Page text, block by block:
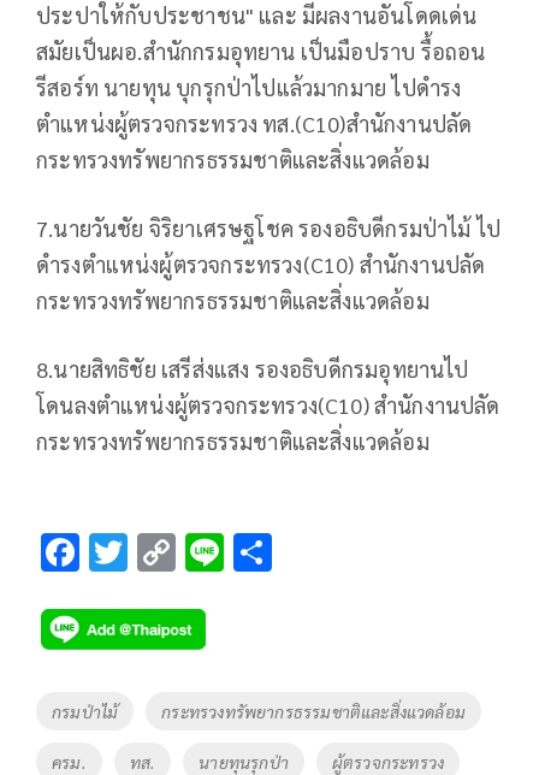
ประปาให้กับประชาชน" และ มีผลงานอันโดดเด่น
สมัยเป็นผอ.สำนักกรมอุทยาน เป็นมือปราบ รื้อถอน
รีสอร์ท นายทุน บุกรุกป่าไปแล้วมากมาย ไปดำรง
ตำแหน่งผู้ตรวจกระทรวง ทส.(C10)สำนักงานปลัด
กระทรวงทรัพยากรธรรมชาติและสิ่งแวดล้อม
7.นายวันชัย จิริยาเศรษฐโชค รองอธิบดีกรมป่าไม้ ไป
ดำรงตำแหน่งผู้ตรวจกระทรวง(C10) สำนักงานปลัด
กระทรวงทรัพยากรธรรมชาติและสิ่งแวดล้อม
8.นายสิทธิชัย เสรีส่งแสง รองอธิบดีกรมอุทยานไป
โดนลงตำแหน่งผู้ตรวจกระทรวง(C10) สำนักงานปลัด
กระทรวงทรัพยากรธรรมชาติและสิ่งแวดล้อม
F
e
b
o
T
tt
er
C
p
y
Li
Li
Tags
กรมป่าไม้ กระทรวงทรัพยากรธรรมชาติและสิ่งแวดล้อม
ครม. ทส. นายทุนรุกป่า ผู้ตรวจกระทรวง